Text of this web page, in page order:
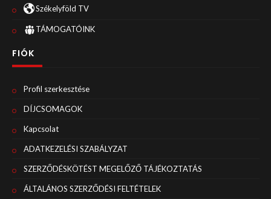
Székelyföld TV
TÁMOGATÓINK
FIÓK
Profil szerkesztése
DÍJCSOMAGOK
Kapcsolat
ADATKEZELÉSI SZABÁLYZAT
SZERZŐDÉSKÖTÉST MEGELŐZŐ TÁJÉKOZTATÁS
ÁLTALÁNOS SZERZŐDÉSI FELTÉTELEK